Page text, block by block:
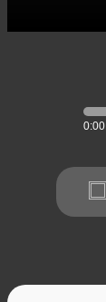
0:00